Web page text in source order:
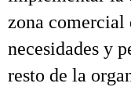
zona
necesidades y
resto de la